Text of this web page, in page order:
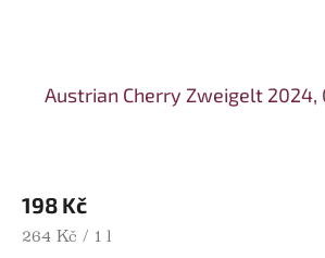
Austrian Cherry Zweigelt 2024,
198 Kč
Měrná cena:
264 Kč / 1 l